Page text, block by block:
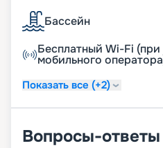
Бассейн
Бесплатный Wi-Fi
мобильного
Показать все (+2)
Вопросы-ответы